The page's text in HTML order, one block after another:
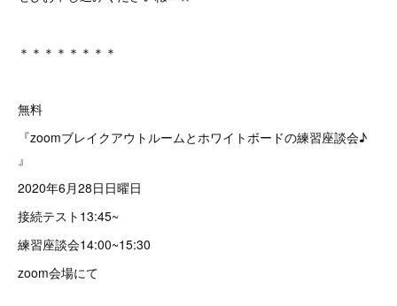
＊＊＊＊＊＊＊＊
無料
『zoomブレイクアウトルームとホワイトボードの練習座談会♪
』
2020年6月28日日曜日
接続テスト13:45~
練習座談会14:00~15:30
zoom会場にて